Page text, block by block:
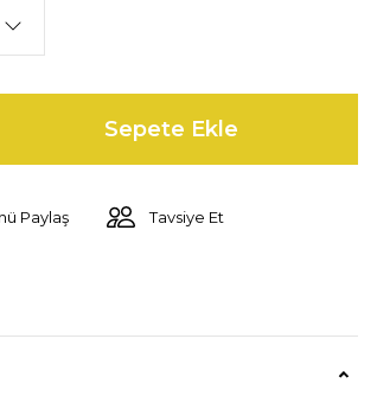
Sepete Ekle
Paylaş Tavsiye Et